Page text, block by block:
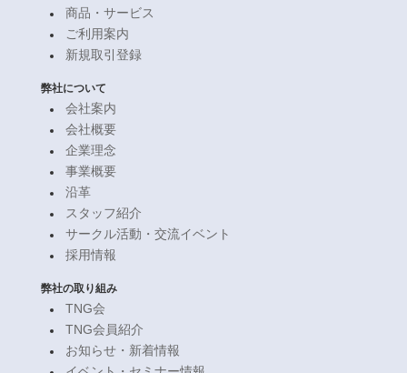
商品・サービス
ご利用案内
新規取引登録
弊社について
会社案内
会社概要
企業理念
事業概要
沿革
スタッフ紹介
サークル活動・交流イベント
採用情報
弊社の取り組み
TNG会
TNG会員紹介
お知らせ・新着情報